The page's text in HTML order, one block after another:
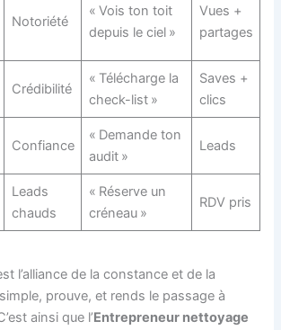
Notoriété
« Vois ton toit
depuis le ciel »
Vues +
partages
Crédibilité
« Télécharge la
check-list »
Saves +
clics
Confiance
« Demande ton
audit »
Leads
Leads
chauds
« Réserve un
créneau »
RDV pris
l’alliance de la constance et de la
prouve, et rends le passage à
ainsi que l’Entrepreneur nettoyage